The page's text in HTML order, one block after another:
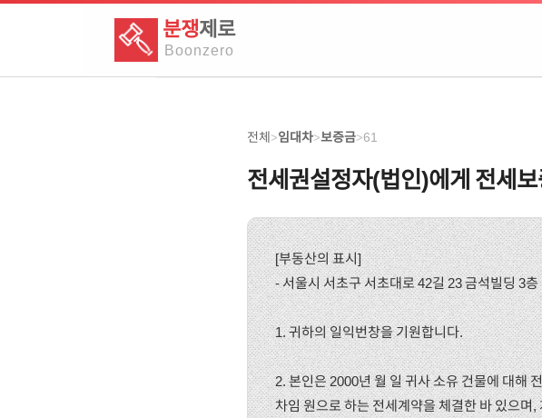
분쟁제로
Boonzero
전체>임대차>보증금>61
전세권설정자(법인)에게 전세
[부동산의 표시]
- 서울시 서초구 서초대로 42길 23 금석빌딩 3층
1. 귀하의 일익번창을 기원합니다.
2. 본인은 2000년 월 일 귀사 소유 건물에 대해
차임 원으로 하는 전세계약을 체결한 바 있으